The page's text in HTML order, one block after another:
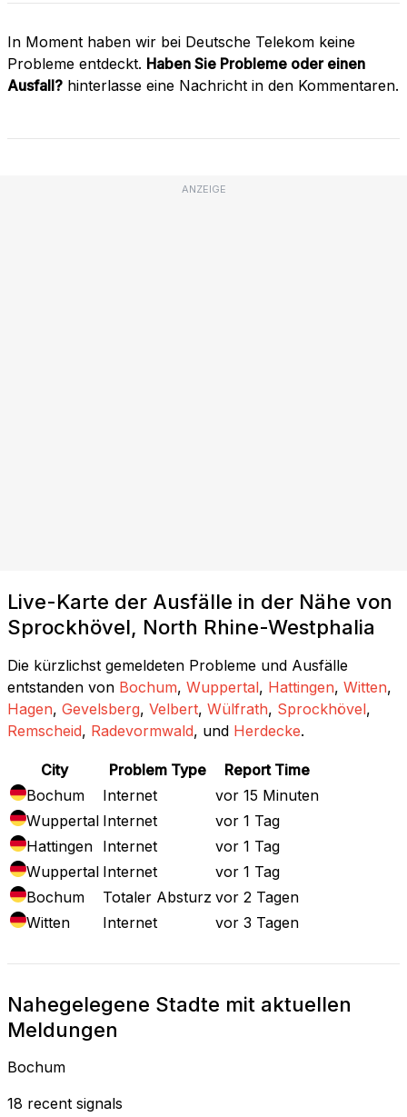
In Moment haben wir bei Deutsche Telekom keine
Probleme entdeckt. Haben Sie Probleme oder einen
Ausfall? hinterlasse eine Nachricht in den Kommentaren.
ANZEIGE
Live-Karte der Ausfälle in der Nähe von
Sprockhövel, North Rhine-Westphalia
Die kürzlichst gemeldeten Probleme und Ausfälle
entstanden von Bochum, Wuppertal, Hattingen, Witten,
Hagen, Gevelsberg, Velbert, Wülfrath, Sprockhövel,
Remscheid, Radevormwald, und Herdecke.
City Problem Type
Report Time
Bochum
Internet
vor 15 Minuten
Wuppertal Internet
vor 1 Tag
Hattingen Internet
vor 1 Tag
Wuppertal Internet
vor 1 Tag
Bochum
Totaler Absturz vor 2 Tagen
Witten
Internet vor 3 Tagen
Nahegelegene Stadte mit aktuellen
Meldungen
Bochum
18 recent signals